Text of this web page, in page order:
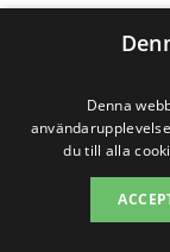
de
utfört
byte av
Denna
du till alla